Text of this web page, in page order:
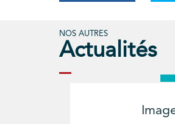
NOS AUTRES
Actualités